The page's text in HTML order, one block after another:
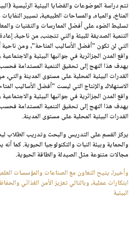
تتم دراسة الموضوعات والقضايا البيئية الرئيسية
المناخ، والمياه، والمساحات الطبيعية، تسيير
تسليط الضوء على أفضل الممارسات والتقنيات
التنمية الصديقة للبيئة والتي تتجنب، من ناحية،
التي لن تكون "أفضل الأساليب المتاحة"، ومن
واقع المدن الجزائرية في جوانبها البيئية
يهدف هذا النهج إلى تحقيق التنمية المستدامة
القدرات البيئية المحلية على مستوى المدينة والتي،
الاستهلاك والإنتاج التي ليست "أفضل الأساليب
واقع المدن الجزائرية في جوانبها البيئية
يهدف هذا النهج إلى تحقيق التنمية المستدامة
القدرات البيئية المحلية على مستوى المدينة.
يركز القسم على التدريس والبحث وتدريب الطلاب
والحماية وبيئة النبات والتكنولوجيا الحيوية. كما
مجالات متنوعة مثل الصيدلة والطاقة الحيوية.
وأخيرا، يتيح التعاون مع الصناعات والمؤسسات
ابتكارات عملية، وبالتالي تعزيز الأمن الغذائي
البيئية